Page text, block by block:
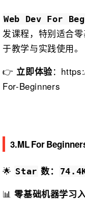
Web Dev For
发课程，特别适合
于教学与实践使用。
👉 立即体验：
For-Beginners
3.ML For
🌟 Star 数：
📊零基础机器学习